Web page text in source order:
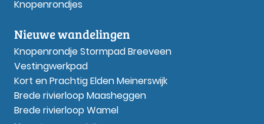
Knopenrondjes
Nieuwe wandelingen
Knopenrondje Stormpad Breeveen
Vestingwerkpad
Kort en Prachtig Elden Meinerswijk
Brede rivierloop Maasheggen
Brede rivierloop Wamel